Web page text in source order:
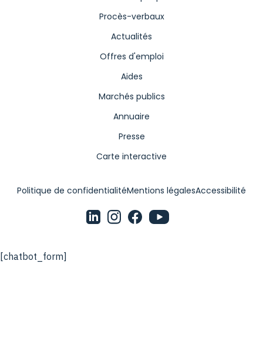
Procès-verbaux
Actualités
Offres d'emploi
Aides
Marchés publics
Annuaire
Presse
Carte interactive
Politique de confidentialitéMentions légalesAccessibilité
[chatbot_form]